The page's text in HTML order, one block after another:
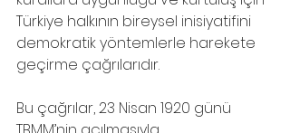
Türkiye halkının bireysel inisiyatifini
demokratik yöntemlerle harekete
geçirme çağrılarıdır.
Bu çağrılar, 23 Nisan 1920 günü